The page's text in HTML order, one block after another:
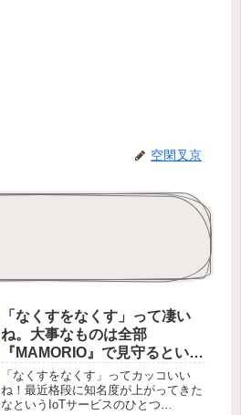
空閑叉京
「なくすをなくす」って凄い
ね。大事なものは全部
『MAMORIO』で見守るといい
よ
「なくすをなくす」ってカッコいい
ね！最近格段に知名度が上がってきた
なというIoTサービスのひとつ